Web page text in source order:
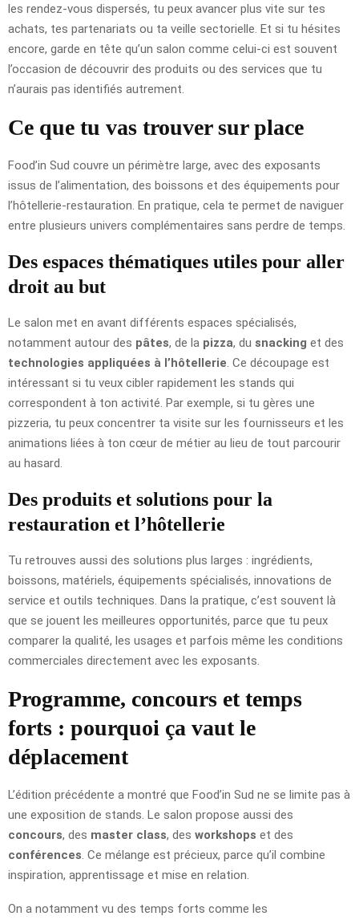
les rendez-vous dispersés, tu peux avancer plus vite sur tes
achats, tes partenariats ou ta veille sectorielle. Et si tu hésites
encore, garde en tête qu’un salon comme celui-ci est souvent
l’occasion de découvrir des produits ou des services que tu
n’aurais pas identifiés autrement.
Ce que tu vas trouver sur place
Food’in Sud couvre un périmètre large, avec des exposants
issus de l’alimentation, des boissons et des équipements pour
l’hôtellerie-restauration. En pratique, cela te permet de naviguer
entre plusieurs univers complémentaires sans perdre de temps.
Des espaces thématiques utiles pour aller
droit au but
Le salon met en avant différents espaces spécialisés,
notamment autour des pâtes, de la pizza, du snacking et des
technologies appliquées à l’hôtellerie . Ce découpage est
intéressant si tu veux cibler rapidement les stands qui
correspondent à ton activité. Par exemple, si tu gères une
pizzeria, tu peux concentrer ta visite sur les fournisseurs et les
animations liées à ton cœur de métier au lieu de tout parcourir
au hasard.
Des produits et solutions pour la
restauration et l’hôtellerie
Tu retrouves aussi des solutions plus larges : ingrédients,
boissons, matériels, équipements spécialisés, innovations de
service et outils techniques. Dans la pratique, c’est souvent là
que se jouent les meilleures opportunités, parce que tu peux
comparer la qualité, les usages et parfois même les conditions
commerciales directement avec les exposants.
Programme, concours et temps
forts : pourquoi ça vaut le
déplacement
L’édition précédente a montré que Food’in Sud ne se limite pas à
une exposition de stands. Le salon propose aussi des
concours, des master class, des workshops et des
conférences . Ce mélange est précieux, parce qu’il combine
inspiration, apprentissage et mise en relation.
On a notamment vu des temps forts comme les